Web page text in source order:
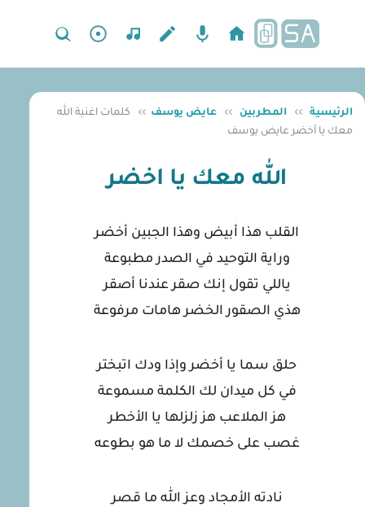
الرئيسية ›› المطربين ›› عايض يوسف ››
كلمات اغنية الله
معك يا أخضر عايض يوسف
الله معك يا اخضر
القلب هذا أبيض وهذا الجبين أخضر
وراية التوحيد في الصدر مطبوعة
ياللي تقول إنك صقر عندنا أصقر
هذي الصقور الخضر هامات مرفوعة
حلق سما يا أخضر وإذا ودك اتبختر
في كل ميدان لك الكلمة مسموعة
هز الملاعب هز زلزلها يا الأخطر
غصب على خصمك لا ما هو بطوعه
نادته الأمجاد وعز الله ما قصر